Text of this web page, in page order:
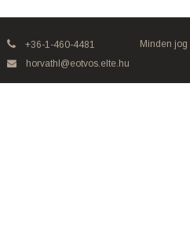
+36-1-460-4481
horvathl@eotvos.elte.hu
Minden